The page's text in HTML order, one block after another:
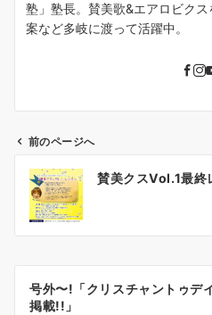
塾」塾長。賛美歌&エアロビク
案など多岐に渡って活躍中。
ビ
前のページへ
賛美クスVol.1最終
号外〜!「クリスチャントゥデ
掲載!!」